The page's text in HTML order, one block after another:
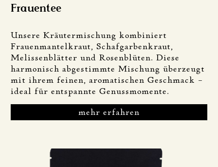
Frauentee
Unsere Kräutermischung kombiniert
Frauenmantelkraut, Schafgarbenkraut,
Melissenblätter und Rosenblüten. Diese
harmonisch abgestimmte Mischung überzeugt
mit ihrem feinen, aromatischen Geschmack –
ideal für entspannte Genussmomente.
mehr erfahren